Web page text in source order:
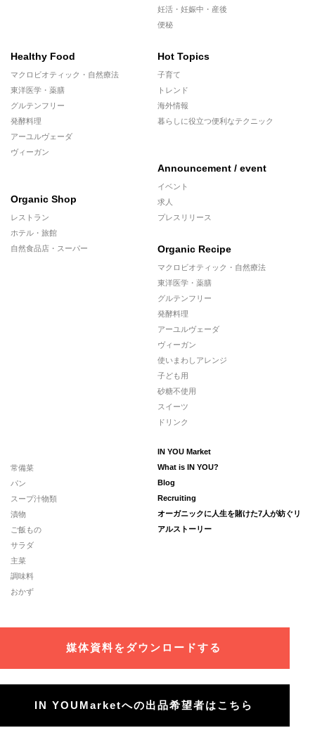
妊活・妊娠中・産後
便秘
Healthy Food
マクロビオティック・自然療法
東洋医学・薬膳
グルテンフリー
発酵料理
アーユルヴェーダ
ヴィーガン
Organic Shop
レストラン
ホテル・旅館
自然食品店・スーパー
Hot Topics
子育て
トレンド
海外情報
暮らしに役立つ便利なテクニック
Announcement / event
イベント
求人
プレスリリース
Organic Recipe
マクロビオティック・自然療法
東洋医学・薬膳
グルテンフリー
発酵料理
アーユルヴェーダ
ヴィーガン
使いまわしアレンジ
子ども用
砂糖不使用
スイーツ
ドリンク
常備菜
パン
スープ汁物類
漬物
ご飯もの
サラダ
主菜
調味料
おかず
IN YOU Market
What is IN YOU?
Blog
Recruiting
オーガニックに人生を賭けた7人が紡ぐリ
アルストーリー
媒体資料をダウンロードする
IN YOUMarketへの出品希望者はこちら